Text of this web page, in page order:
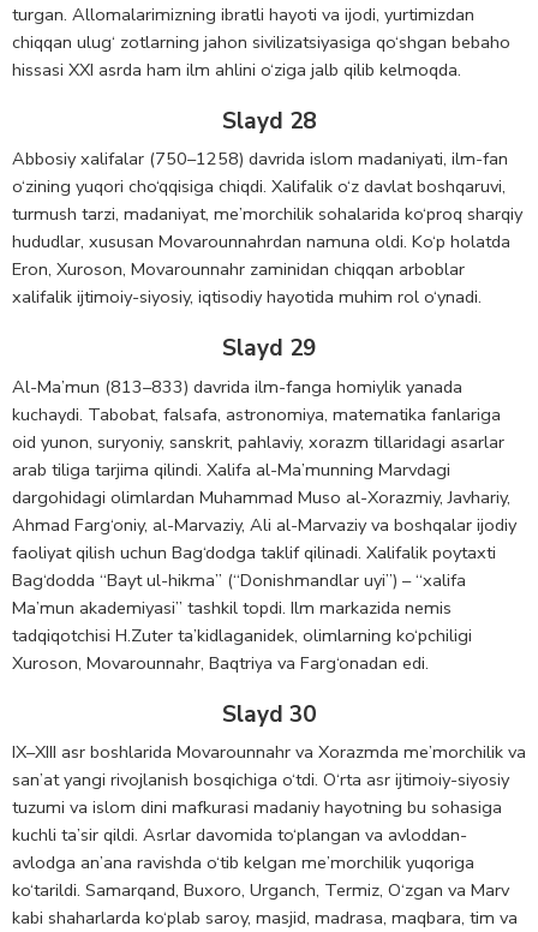
turgan. Allomalarimizning ibratli hayoti va ijodi, yurtimizdan
chiqqan ulug‘ zotlarning jahon sivilizatsiyasiga qo‘shgan bebaho
hissasi XXI asrda ham ilm ahlini o‘ziga jalb qilib kelmoqda.
Slayd 28
Abbosiy xalifalar (750–1258) davrida islom madaniyati, ilm-fan
o‘zining yuqori cho‘qqisiga chiqdi. Xalifalik o‘z davlat boshqaruvi,
turmush tarzi, madaniyat, me’morchilik sohalarida ko‘proq sharqiy
hududlar, xususan Movarounnahrdan namuna oldi. Ko‘p holatda
Eron, Xuroson, Movarounnahr zaminidan chiqqan arboblar
xalifalik ijtimoiy-siyosiy, iqtisodiy hayotida muhim rol o‘ynadi.
Slayd 29
Al-Ma’mun (813–833) davrida ilm-fanga homiylik yanada
kuchaydi. Tabobat, falsafa, astronomiya, matematika fanlariga
oid yunon, suryoniy, sanskrit, pahlaviy, xorazm tillaridagi asarlar
arab tiliga tarjima qilindi. Xalifa al-Ma’munning Marvdagi
dargohidagi olimlardan Muhammad Muso al-Xorazmiy, Javhariy,
Ahmad Farg‘oniy, al-Marvaziy, Ali al-Marvaziy va boshqalar ijodiy
faoliyat qilish uchun Bag‘dodga taklif qilinadi. Xalifalik poytaxti
Bag‘dodda “Bayt ul-hikma” (“Donishmandlar uyi”) – “xalifa
Ma’mun akademiyasi” tashkil topdi. Ilm markazida nemis
tadqiqotchisi H.Zuter ta’kidlaganidek, olimlarning ko‘pchiligi
Xuroson, Movarounnahr, Baqtriya va Farg‘onadan edi.
Slayd 30
IX–XIII asr boshlarida Movarounnahr va Xorazmda me’morchilik va
san’at yangi rivojlanish bosqichiga o‘tdi. O‘rta asr ijtimoiy-siyosiy
tuzumi va islom dini mafkurasi madaniy hayotning bu sohasiga
kuchli ta’sir qildi. Asrlar davomida to‘plangan va avloddan-
avlodga an’ana ravishda o‘tib kelgan me’morchilik yuqoriga
ko‘tarildi. Samarqand, Buxoro, Urganch, Termiz, O‘zgan va Marv
kabi shaharlarda ko‘plab saroy, masjid, madrasa, maqbara, tim va